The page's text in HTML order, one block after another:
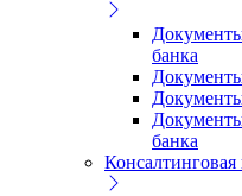
банка
банка